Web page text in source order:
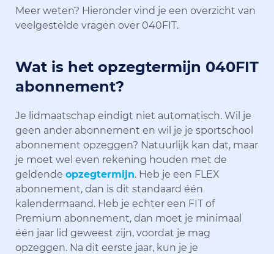
Meer weten? Hieronder vind je een overzicht van
veelgestelde vragen over 040FIT.
Wat is het opzegtermijn 040FIT
abonnement?
Je lidmaatschap eindigt niet automatisch. Wil je
geen ander abonnement en wil je je sportschool
abonnement opzeggen? Natuurlijk kan dat, maar
je moet wel even rekening houden met de
geldende opzegtermijn. Heb je een FLEX
abonnement, dan is dit standaard één
kalendermaand. Heb je echter een FIT of
Premium abonnement, dan moet je minimaal
één jaar lid geweest zijn, voordat je mag
opzeggen. Na dit eerste jaar, kun je je